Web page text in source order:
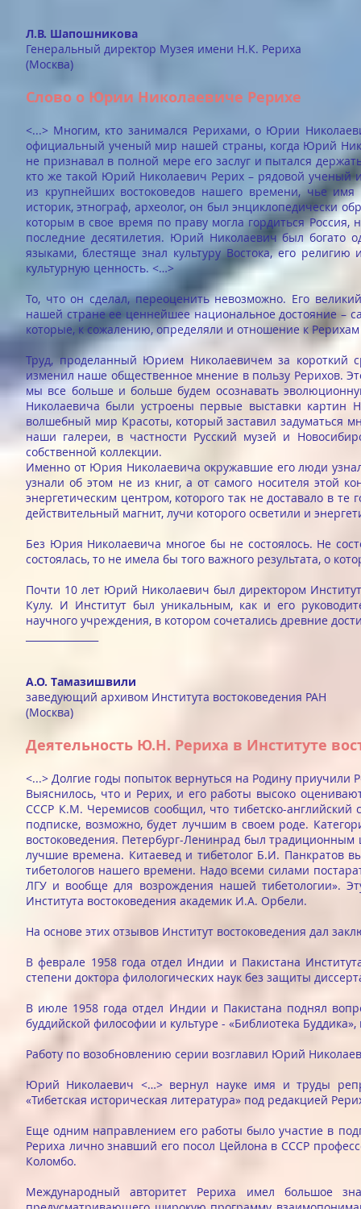
Л.В. Шапошникова
Генеральный директор Музея имени Н.К. Рериха
(Москва)
Слово о Юрии Николаевиче Рерихе
<...> Многим, кто занимался Рерихами, о Юрии
официальный ученый мир нашей страны, когда Юрий
не признавал в полной мере его заслуг и пытался
кто же такой Юрий Николаевич Рерих – рядовой
из крупнейших востоковедов нашего времени, чье
историк, этнограф, археолог, он был энциклопедически
которым в свое время по праву могла гордиться
последние десятилетия. Юрий Николаевич был
языками, блестяще знал культуру Востока, его
культурную ценность. <…>
То, что он сделал, переоценить невозможно. Его
нашей стране ее ценнейшее национальное достояние –
которые, к сожалению, определяли и отношение к
Труд, проделанный Юрием Николаевичем за короткий
изменил наше общественное мнение в пользу Рерихов.
мы все больше и больше будем осознавать
Николаевича были устроены первые выставки картин
волшебный мир Красоты, который заставил
наши галереи, в частности Русский музей и
собственной коллекции.
Именно от Юрия Николаевича окружавшие его люди
узнали об этом не из книг, а от самого носителя этой
энергетическим центром, которого так не доставало в
действительный магнит, лучи которого осветили и
Без Юрия Николаевича многое бы не состоялось. Не
состоялась, то не имела бы того важного результата, о
Почти 10 лет Юрий Николаевич был директором
Кулу. И Институт был уникальным, как и его
научного учреждения, в котором сочетались древние
А.О. Тамазишвили
заведующий архивом Института востоковедения РАН
(Москва)
Деятельность Ю.Н. Рериха в Институте
<...> Долгие годы попыток вернуться на Родину приучили
Выяснилось, что и Рерих, и его работы высоко
СССР К.М. Черемисов сообщил, что тибетско-английский
подписке, возможно, будет лучшим в своем роде.
востоковедения. Петербург-Ленинрад был
лучшие времена. Китаевед и тибетолог Б.И. Панкратов
тибетологов нашего времени. Надо всеми силами
ЛГУ и вообще для возрождения нашей тибетологии».
Института востоковедения академик И.А. Орбели.
На основе этих отзывов Институт востоковедения дал
В феврале 1958 года отдел Индии и Пакистана
степени доктора филологических наук без защиты
В июле 1958 года отдел Индии и Пакистана поднял
буддийской философии и культуре - «Библиотека
Работу по возобновлению серии возглавил Юрий
Юрий Николаевич <…> вернул науке имя и труды
«Тибетская историческая литература» под редакцией
Еще одним направлением его работы было участие в
Рериха лично знавший его посол Цейлона в СССР
Коломбо.
Международный авторитет Рериха имел большое